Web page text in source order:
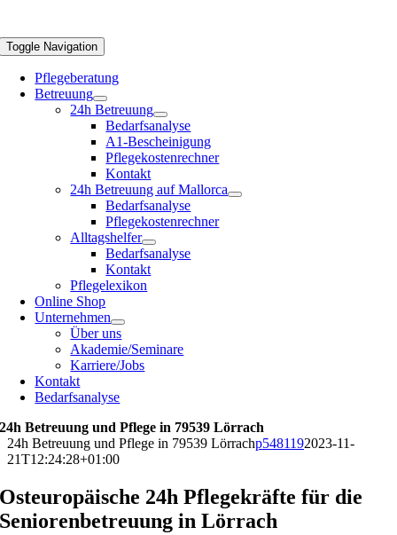
Toggle Navigation
Pflegeberatung
Betreuung
24h Betreuung
Bedarfsanalyse
A1-Bescheinigung
Pflegekostenrechner
Kontakt
24h Betreuung auf Mallorca
Bedarfsanalyse
Pflegekostenrechner
Alltagshelfer
Bedarfsanalyse
Kontakt
Pflegelexikon
Online Shop
Unternehmen
Über uns
Akademie/Seminare
Karriere/Jobs
Kontakt
Bedarfsanalyse
24h Betreuung und Pflege in 79539 Lörrach
24h Betreuung und Pflege in 79539 Lörrachp5481192023-11-
21T12:24:28+01:00
Osteuropäische 24h Pflegekräfte für die
Seniorenbetreuung in Lörrach